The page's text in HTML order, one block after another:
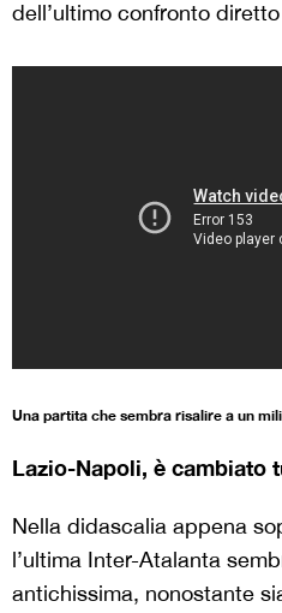
dell’ultimo confronto
Una partita che sembra risalire a un
Lazio-Napoli, è cambiato
Nella didascalia appena
l’ultima Inter-Atalanta
antichissima, nonostante